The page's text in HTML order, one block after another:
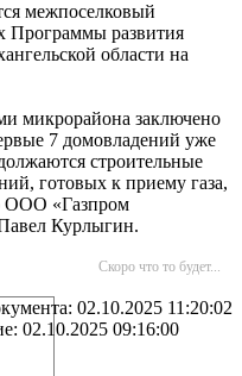
межпоселковый
Программы развития
области на
микрорайона заключено
7 домовладений уже
строительные
готовых к приему газа,
ООО «Газпром
Курлыгин.
Скоро что то будет...
02.10.2025 11:20:02
02.10.2025 09:16:00